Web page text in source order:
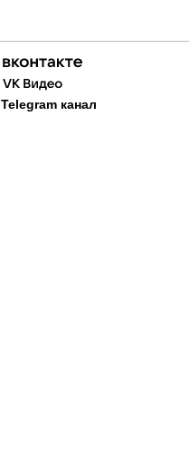
Telegram канал